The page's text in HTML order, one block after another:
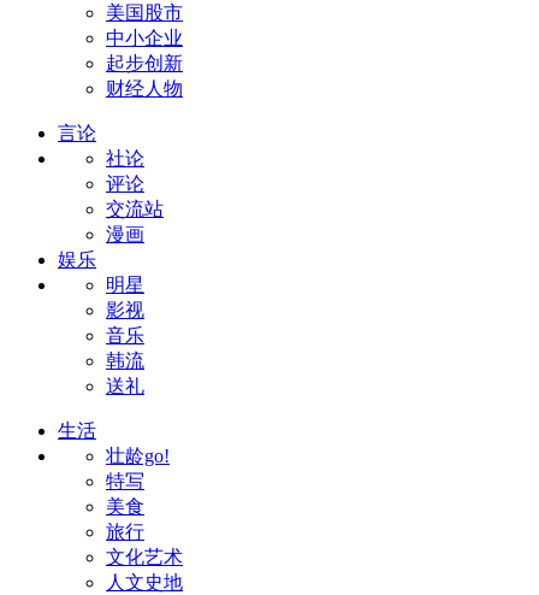
美国股市
中小企业
起步创新
财经人物
言论
社论
评论
交流站
漫画
娱乐
明星
影视
音乐
韩流
送礼
生活
壮龄go!
特写
美食
旅行
文化艺术
人文史地